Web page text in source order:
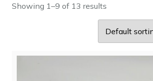
Showing 1–9 of 13 results